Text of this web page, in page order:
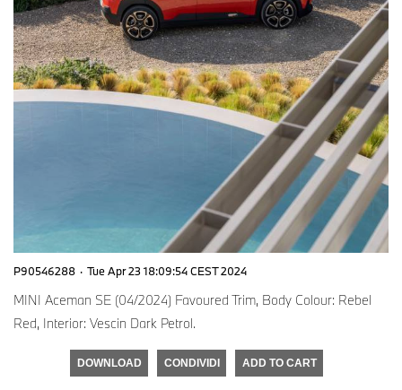
P90546288 · Tue Apr 23 18:09:54 CEST 2024
MINI Aceman SE (04/2024) Favoured Trim, Body Colour: Rebel
Red, Interior: Vescin Dark Petrol.
DOWNLOAD CONDIVIDI ADD TO CART